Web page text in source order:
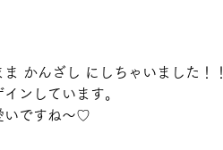
かんざし にしちゃいました！！
ンしています。
いですね〜♡